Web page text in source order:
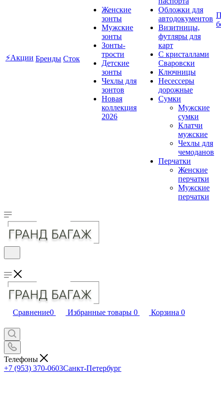
⚡Акции Бренды Сток
Женские
зонты
Мужские
зонты
Зонты-
трости
Детские
зонты
Чехлы для
зонтов
Новая
коллекция
2026
Обложки для
автодокументов
Визитницы,
футляры для
карт
C кристаллами
Сваровски
Ключницы
Несессеры
дорожные
Сумки
Мужские
сумки
Клатчи
мужские
Чехлы для
чемоданов
Перчатки
Женские
перчатки
Мужские
перчатки
Сравнение0 Избранные товары 0 Корзина 0
Телефоны
+7 (953) 370-0603Санкт-Петербург